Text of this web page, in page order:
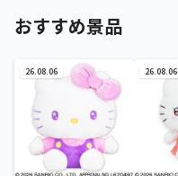
おすすめ景品
26.08.06 26.08.06